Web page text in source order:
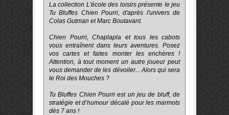
La collection L'école des loisirs présente le jeu
Tu Bluffes Chien Pourri, d'après l'univers de
Colas Gutman et Marc Boutavant.
Chien Pourri, Chaplapla et tous les cabots
vous entraînent dans leurs aventures. Posez
vos cartes et faites monter les enchères !
Attention, à tout moment un autre joueur peut
vous demander de les dévoiler... Alors qui sera
le Roi des Mouches ?
Tu Bluffes Chien Pourri est un jeu de bluff, de
stratégie et d’humour décalé pour les marmots
dès 7 ans !